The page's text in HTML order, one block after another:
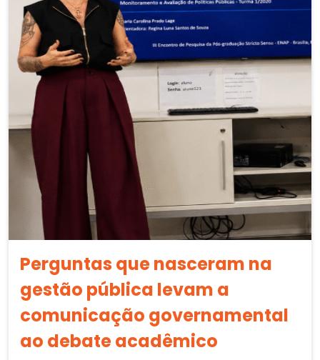
Perguntas que nasceram na
gestão pública levam a
comunicação governamental
ao debate acadêmico